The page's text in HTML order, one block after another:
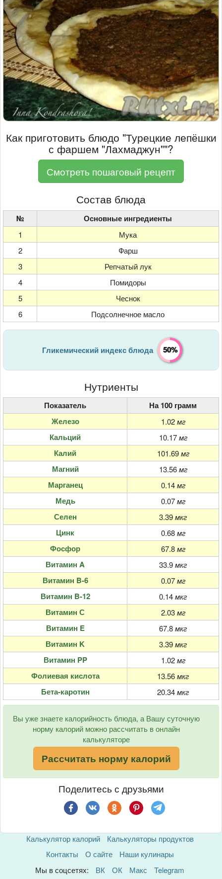
Как приготовить блюдо "Турецкие лепёшки
с фаршем "Лахмаджун""?
Смотреть пошаговый рецепт
Состав блюда
№ Основные ингредиенты
1
Мука
2
Фарш
3
Репчатый лук
4
Помидоры
5
Чеснок
6
Подсолнечное масло
Гликемический индекс блюда 50%
Нутриенты
Показатель
На 100 грамм
Железо
1.02 мг
Кальций 10.17 мг
Калий 101.69 мг
Магний 13.56 мг
Марганец 0.14 мг
Медь 0.07 мг
Селен 3.39мкг
Цинк 0.68 мг
Фосфор 67.8 мг
Витамин A 33.9мкг
Витамин B-6 0.07 мг
Витамин B-12 0.14мкг
Витамин С 2.03 мг
Витамин E 67.8мкг
Витамин K 3.39мкг
Витамин PP 1.02 мг
Фолиевая кислота 13.56мкг
Бета-каротин 20.34мкг
Вы уже знаете калорийность блюда, а Вашу суточную
норму калорий можно рассчитать в онлайн
калькуляторе
Рассчитать норму калорий
Поделитесь с друзьями
Калькулятор калорий
Калькуляторы продуктов
Контакты
О сайте
Наши кулинары
Мы в соцсетях:
ВК ОК Макс Telegram